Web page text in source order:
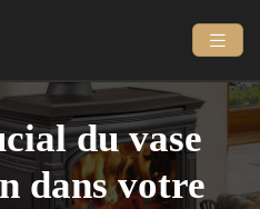
du vase
dans votre